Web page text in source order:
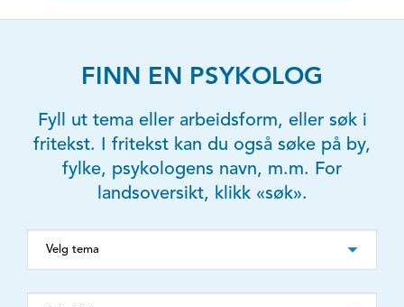
FINN EN PSYKOLOG
Fyll ut tema eller arbeidsform, eller søk i
fritekst. I fritekst kan du også søke på by,
fylke, psykologens navn, m.m. For
landsoversikt, klikk «søk».